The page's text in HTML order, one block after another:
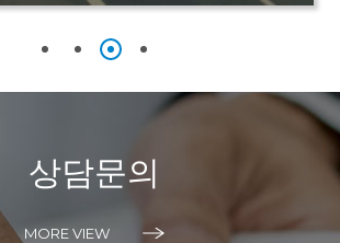
상담문의
MORE VIEW